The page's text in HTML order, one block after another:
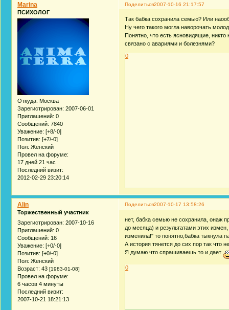
Поделиться2007-10-16 21:17:57
Marina
ПСИХОЛОГ
Откуда: Москва
Зарегистрирован: 2007-06-01
Приглашений: 0
Сообщений: 7840
Уважение: [+8/-0]
Позитив: [+7/-0]
Пол: Женский
Провел на форуме:
17 дней 21 час
Последний визит:
2012-02-29 23:20:14
Так бабка сохранила семью? Или
Ну чего такого могла наворочать
Понятно, что есть ясновидящие,
связано с авариями и болезнями?
0
Поделиться2007-10-17 13:58:26
Alin
Торжественный участник
Зарегистрирован: 2007-10-16
Приглашений: 0
Сообщений: 16
Уважение: [+0/-0]
Позитив: [+0/-0]
Пол: Женский
Возраст: 43 [1983-01-08]
Провел на форуме:
6 часов 4 минуты
Последний визит:
2007-10-21 18:21:13
нет, бабка семью не сохранила, онаж
до месяца) и результатами этих
изменила!" то понятно,бабка тыкнула
А история тянется до сих пор так что
Я думаю что спрашиваешь то и дает
0